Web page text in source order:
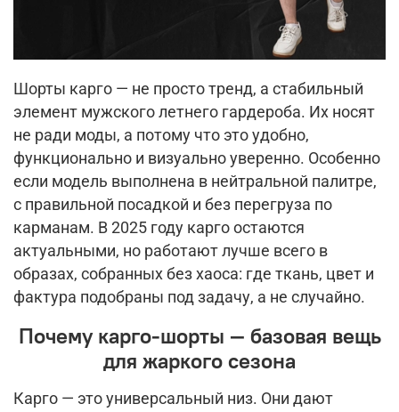
Шорты карго — не просто тренд, а стабильный
элемент мужского летнего гардероба. Их носят
не ради моды, а потому что это удобно,
функционально и визуально уверенно. Особенно
если модель выполнена в нейтральной палитре,
с правильной посадкой и без перегруза по
карманам. В 2025 году карго остаются
актуальными, но работают лучше всего в
образах, собранных без хаоса: где ткань, цвет и
фактура подобраны под задачу, а не случайно.
Почему карго-шорты — базовая вещь
для жаркого сезона
Карго — это универсальный низ. Они дают